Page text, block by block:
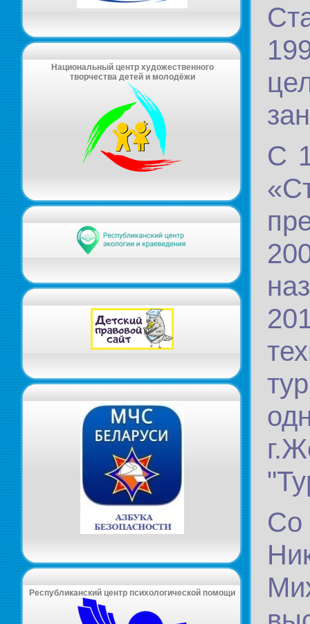
Национальный центр художественного
творчества детей и молодёжи
Республиканский центр психологической помощи
С